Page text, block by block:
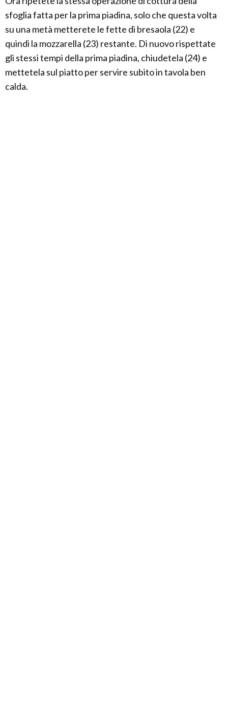
sfoglia fatta per la prima piadina, solo che questa volta
su una metà metterete le fette di bresaola (22) e
quindi la mozzarella (23) restante. Di nuovo rispettate
gli stessi tempi della prima piadina, chiudetela (24) e
mettetela sul piatto per servire subito in tavola ben
calda.